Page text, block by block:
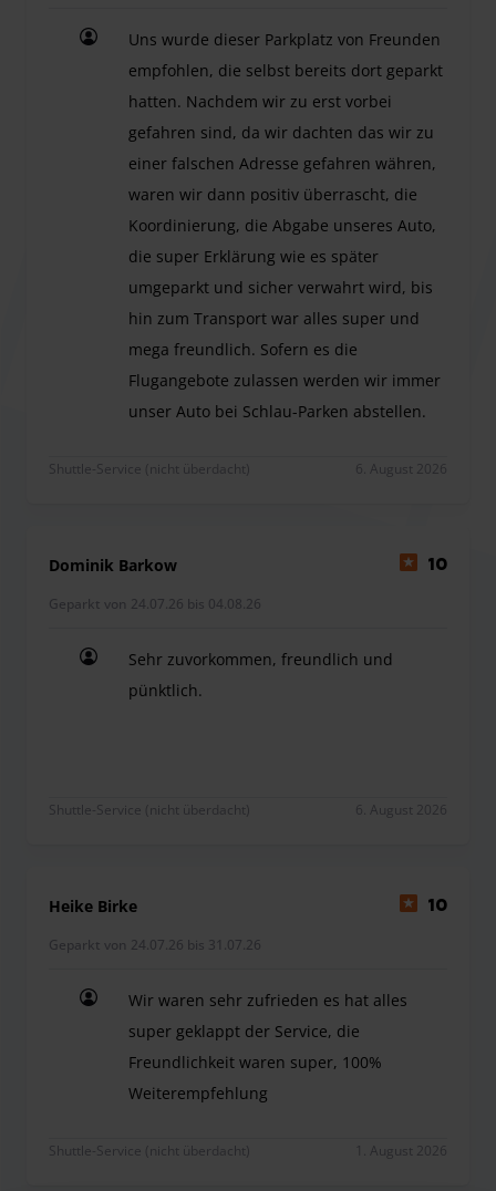
ein Aufpreis berechnet.
Änderungen Ihrer Reservierung
Sollten Sie Änderungen 24 Stunden vor Ankunft
vornehmen müssen, kontaktieren Sie bitte den
Parkanbieter perTelefon.
Uns wurde dieser Parkplatz von Freunden
empfohlen, die selbst bereits dort geparkt
hatten. Nachdem wir zu erst vorbei
gefahren sind, da wir dachten das wir zu
einer falschen Adresse gefahren währen,
waren wir dann positiv überrascht, die
Koordinierung, die Abgabe unseres Auto,
die super Erklärung wie es später
umgeparkt und sicher verwahrt wird, bis
hin zum Transport war alles super und
mega freundlich. Sofern es die
Flugangebote zulassen werden wir immer
unser Auto bei Schlau-Parken abstellen.
Shuttle-Service (nicht überdacht) 6. August 2026
Dominik Barkow 10
Geparkt von 24.07.26 bis 04.08.26
Sehr zuvorkommen, freundlich und
pünktlich.
Shuttle-Service (nicht überdacht) 6. August 2026
Heike Birke 10
Geparkt von 24.07.26 bis 31.07.26
Wir waren sehr zufrieden es hat alles
super geklappt der Service, die
Freundlichkeit waren super, 100%
Weiterempfehlung
Shuttle-Service (nicht überdacht) 1. August 2026